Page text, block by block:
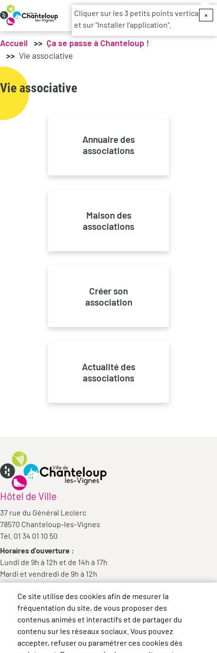
Menu
Accueil
Ça se passe à Chanteloup !
Vie associative
Vie associative
Annuaire des
associations
Maison des
associations
Créer son
association
Actualité des
associations
Hôtel de Ville
37 rue du Général Leclerc
78570 Chanteloup-les-Vignes
Tél. 01 34 01 10 50
Horaires d'ouverture :
Lundi de 9h à 12h et de 14h à 17h
Mardi et vendredi de 9h à 12h
Mercredi de 9h à 12h et de 14h à 18h
Jeudi de 14h à 17h
Ce site utilise des cookies afin de mesurer la
fréquentation du site, de vous proposer des
contenus animés et interactifs et de partager du
contenu sur les réseaux sociaux. Vous pouvez
accepter, refuser ou paramétrer ces cookies dès
×
Cliquer sur les 3 petits points verticaux
et sur "Installer l'application".